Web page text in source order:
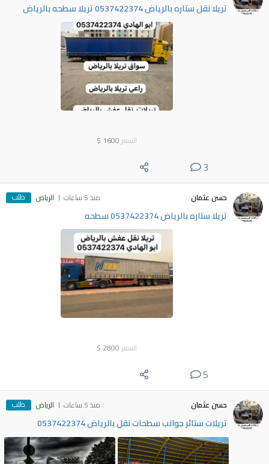
تريلا نقل ستاره بالرياض 0537422374 تريلا سطحه بالرياض
السعر 1600
$
3
حسن عثمان منذ 5 ساعات الرياض طلب
تريلا ستاره بالرياض 0537422374 سطحه
السعر 2800
$
5
حسن عثمان منذ 5 ساعات الرياض طلب
تريلات ستائر جوانب سطحات نقل بالرياض 0537422374